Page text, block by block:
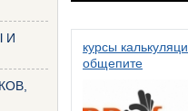
И
курсы
общепите